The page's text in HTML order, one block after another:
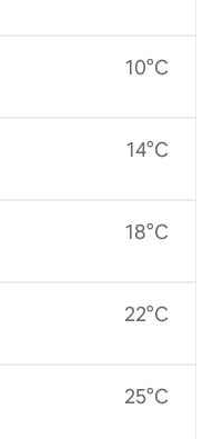
10°C
14°C
18°C
22°C
25°C